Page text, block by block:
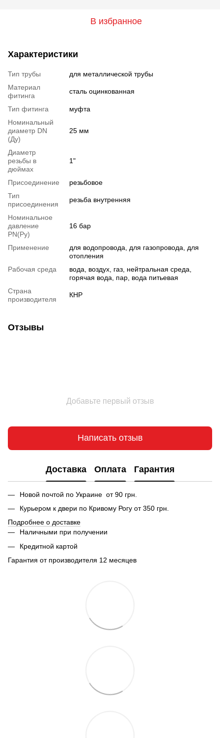
В избранное
Характеристики
Тип трубы
для металлической трубы
Материал
фитинга
сталь оцинкованная
Тип фитинга
муфта
Номинальный
диаметр DN
(Ду)
25 мм
Диаметр
резьбы в
дюймах
1"
Присоединение
резьбовое
Тип
присоединения
резьба внутренняя
Номинальное
давление
PN(Ру)
16 бар
Применение
для водопровода, для газопровода, для
отопления
Рабочая среда
вода, воздух, газ, нейтральная среда,
горячая вода, пар, вода питьевая
Страна
производителя
КНР
Отзывы
Добавьте первый отзыв
Написать отзыв
Доставка Оплата Гарантия
Новой почтой по Украине от 90 грн.
Курьером к двери по Кривому Рогу от 350 грн.
Подробнее о доставке
Наличными при получении
Кредитной картой
Гарантия от производителя 12 месяцев